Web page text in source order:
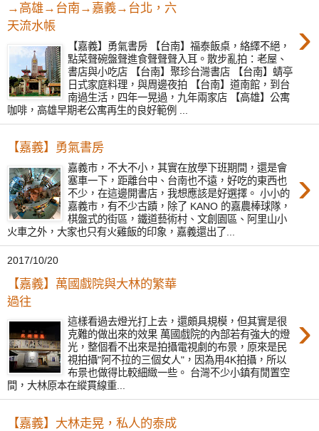
→高雄→台南→嘉義→台北，六
天流水帳
›
【嘉義】勇氣書房 【台南】福泰飯桌，絡繹不絕，
點菜聲碗盤聲進食聲聲聲入耳。散步亂拍：老屋、
書店與小吃店 【台南】聚珍台灣書店 【台南】蜻亭
日式家庭料理，與周邊夜拍 【台南】道南館，到台
南過生活，四年一晃過，九年兩家店 【高雄】公寓
咖啡，高雄早期老公寓再生的良好範例 ...
【嘉義】勇氣書房
›
嘉義市，不大不小，其實在放學下班期間，還是會
塞車一下，距離台中、台南也不遠，好吃的東西也
不少，在這邊開書店，我想應該是好選擇。 小小的
嘉義市，有不少古蹟，除了 KANO 的嘉農棒球隊，
棋盤式的街區，鐵道藝術村、文創園區、阿里山小
火車之外，大家也只有火雞飯的印象，嘉義還出了...
2017/10/20
【嘉義】萬國戲院與大林的繁華
過往
›
這樣看過去燈光打上去，還頗具規模，但其實是很
克難的做出來的效果 萬國戲院的內部若有強大的燈
光，整個看不出來是拍攝電視劇的布景，原來是民
視拍攝"阿不拉的三個女人"，因為用4K拍攝，所以
布景也做得比較細緻一些。 台灣不少小鎮有閒置空
間，大林原本在縱貫線重...
【嘉義】大林走晃，私人的泰成